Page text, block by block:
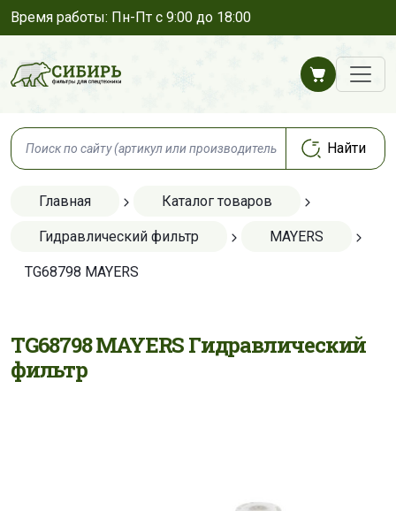
Время работы: Пн-Пт с 9:00 до 18:00
Главная Каталог товаров
Гидравлический фильтр MAYERS
TG68798 MAYERS
TG68798 MAYERS Гидравлический
фильтр